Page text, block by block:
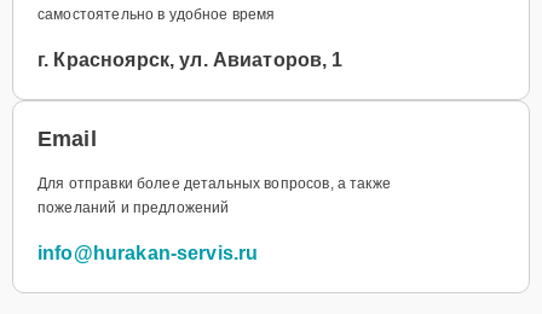
самостоятельно в удобное время
г. Красноярск, ул. Авиаторов, 1
Email
Для отправки более детальных вопросов, а также
пожеланий и предложений
info@hurakan-servis.ru